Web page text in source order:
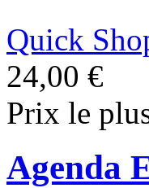
Quick
24,00 €
Prix le
Agenda